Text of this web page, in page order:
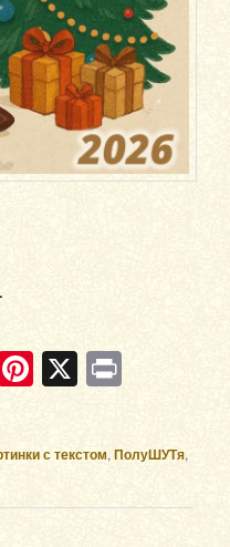
Pinterest
X
с текстом,ПолуШУТя,